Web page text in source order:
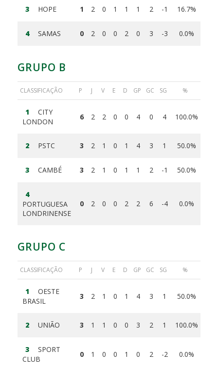
3 HOPE 1 2 0 1 1 1 2 -1 16.7%
4 SAMAS 0 2 0 0 2 0 3 -3 0.0%
GRUPO B
CLASSIFICAÇÃO P J V E D GP GC SG %
1
CITY
LONDON
6 2 2 0 0 4 0 4 100.0%
2 PSTC 3 2 1 0 1 4 3 1 50.0%
3 CAMBÉ 3 2 1 0 1 1 2 -1 50.0%
4
PORTUGUESA
LONDRINENSE
0 2 0 0 2 2 6 -4 0.0%
GRUPO C
CLASSIFICAÇÃO P J V E D GP GC SG %
1
OESTE
BRASIL
3 2 1 0 1 4 3 1 50.0%
2 UNIÃO 3 1 1 0 0 3 2 1 100.0%
3
SPORT
CLUB
0 1 0 0 1 0 2 -2 0.0%